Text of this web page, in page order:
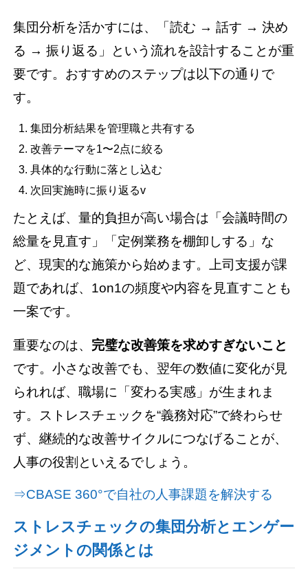
集団分析を活かすには、「読む → 話す → 決め
る → 振り返る」という流れを設計することが重
要です。おすすめのステップは以下の通りで
す。
集団分析結果を管理職と共有する
改善テーマを1〜2点に絞る
具体的な行動に落とし込む
次回実施時に振り返るv
たとえば、量的負担が高い場合は「会議時間の
総量を見直す」「定例業務を棚卸しする」な
ど、現実的な施策から始めます。上司支援が課
題であれば、1on1の頻度や内容を見直すことも
一案です。
重要なのは、 完璧な改善策を求めすぎないこと
です。小さな改善でも、翌年の数値に変化が見
られれば、職場に「変わる実感」が生まれま
す。ストレスチェックを“義務対応”で終わらせ
ず、継続的な改善サイクルにつなげることが、
人事の役割といえるでしょう。
⇒CBASE 360°で自社の人事課題を解決する
ストレスチェックの集団分析とエンゲー
ジメントの関係とは